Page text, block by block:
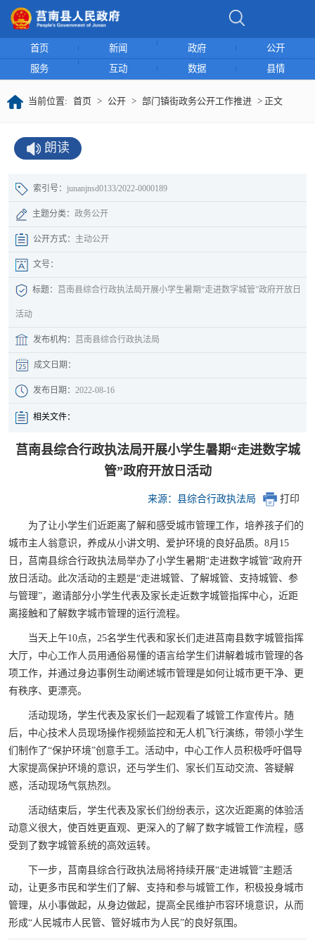
首页 新闻 政府
公开
服务
互动 数据 县情
当前位置: 首页 > 公开 > 部门镇街政务公开工作推进 > 正文
朗读
索引号： junanjnsd0133/2022-0000189
主题分类： 政务公开
公开方式： 主动公开
文号：
标题： 莒南县综合行政执法局开展小学生暑期“走进数字城管”政府开放日
活动
发布机构： 莒南县综合行政执法局
成文日期：
发布日期： 2022-08-16
相关文件：
莒南县综合行政执法局开展小学生暑期“走进数字城
管”政府开放日活动
来源：县综合行政执法局 打印
为了让小学生们近距离了解和感受城市管理工作，培养孩子们的
城市主人翁意识，养成从小讲文明、爱护环境的良好品质。8月15
日，莒南县综合行政执法局举办了小学生暑期“走进数字城管”政府开
放日活动。此次活动的主题是“走进城管、了解城管、支持城管、参
与管理”，邀请部分小学生代表及家长走近数字城管指挥中心，近距
离接触和了解数字城市管理的运行流程。
当天上午10点，25名学生代表和家长们走进莒南县数字城管指挥
大厅，中心工作人员用通俗易懂的语言给学生们讲解着城市管理的各
项工作，并通过身边事例生动阐述城市管理是如何让城市更干净、更
有秩序、更漂亮。
活动现场，学生代表及家长们一起观看了城管工作宣传片。随
后，中心技术人员现场操作视频监控和无人机飞行演练，带领小学生
们制作了“保护环境”创意手工。活动中，中心工作人员积极呼吁倡导
大家提高保护环境的意识，还与学生们、家长们互动交流、答疑解
惑，活动现场气氛热烈。
活动结束后，学生代表及家长们纷纷表示，这次近距离的体验活
动意义很大，使百姓更直观、更深入的了解了数字城管工作流程，感
受到了数字城管系统的高效运转。
下一步，莒南县综合行政执法局将持续开展“走进城管”主题活
动，让更多市民和学生们了解、支持和参与城管工作，积极投身城市
管理，从小事做起，从身边做起，提高全民维护市容环境意识，从而
形成“人民城市人民管、管好城市为人民”的良好氛围。